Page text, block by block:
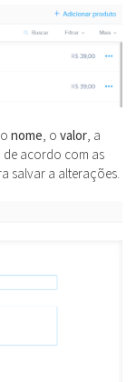
nome , o valor , a
acordo com as
salvar a alterações.